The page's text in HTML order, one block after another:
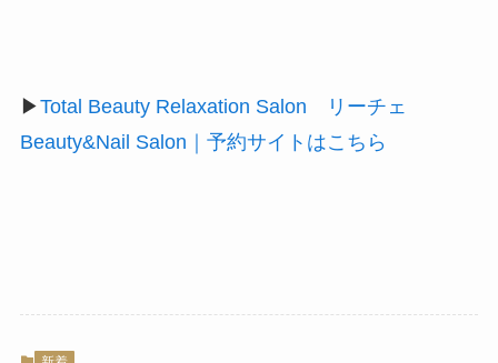
▶Total Beauty Relaxation Salon リーチェ
Beauty&Nail Salon｜予約サイトはこちら